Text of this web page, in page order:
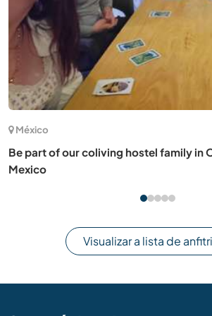
Portugal
Join us and experience family life near
Visualizar a lista de